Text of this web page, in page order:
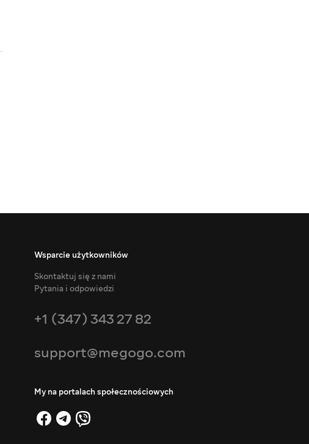
Wsparcie użytkowników
Skontaktuj się z nami
Pytania i odpowiedzi
+1 (347) 343 27 82
support@megogo.com
My na portalach społecznościowych